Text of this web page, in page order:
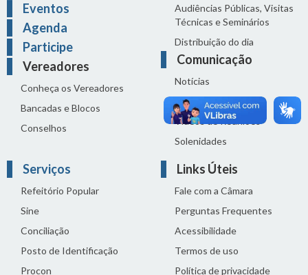
Eventos
Agenda
Participe
Vereadores
Conheça os Vereadores
Bancadas e Blocos
Conselhos
Audiências Públicas, Visitas
Técnicas e Seminários
Distribuição do dia
Comunicação
Notícias
Sala de Imprensa
Vídeos de Reuniões
Solenidades
Serviços
Refeitório Popular
Sine
Conciliação
Posto de Identificação
Procon
Links Úteis
Fale com a Câmara
Perguntas Frequentes
Acessibilidade
Termos de uso
Política de privacidade